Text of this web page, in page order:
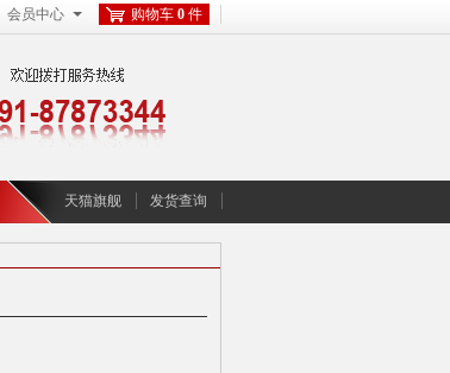
会员中心 购物车 0 件
天猫旗舰 发货查询